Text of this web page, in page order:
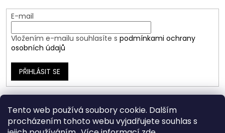
Tento web používá soubory cookie. Dalším
procházením tohoto webu vyjadřujete souhlas s
E-mail
Vložením e-mailu souhlasíte s podmínkami ochrany
osobních údajů
PŘIHLÁSIT SE